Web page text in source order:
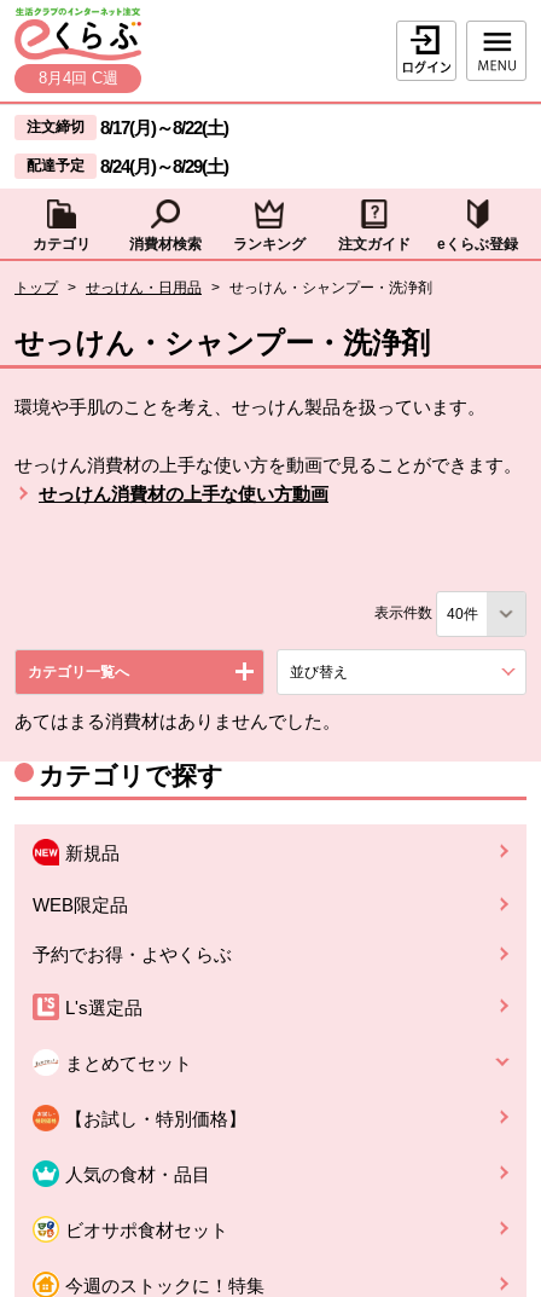
ページの先頭です。
本文へジャンプする。
8月4回 C週
ログイン
ここからサイト内共通メニューです。
サイト内共通メニューをスキップする
注文締切 8/17(月)～8/22(土)
配達予定 8/24(月)～8/29(土)
カテゴリ 消費材検索 ランキング 注文ガイド eくらぶ登録
トップ > せっけん・日用品 > せっけん・シャンプー・洗浄剤
せっけん・シャンプー・洗浄剤
環境や手肌のことを考え、せっけん製品を扱っています。
せっけん消費材の上手な使い方を動画で見ることができます。
せっけん消費材の上手な使い方動画
表示件数
カテゴリ一覧へ 並び替え
あてはまる消費材はありませんでした。
カテゴリで探す
新規品
WEB限定品
予約でお得・よやくらぶ
L's選定品
まとめてセット
【お試し・特別価格】
人気の食材・品目
ビオサポ食材セット
今週のストックに！特集